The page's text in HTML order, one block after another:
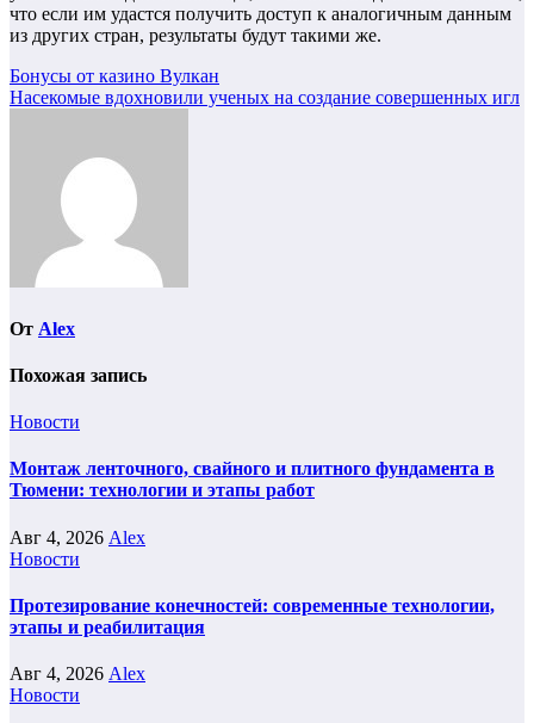
что если им удастся получить доступ к аналогичным данным
из других стран, результаты будут такими же.
Навигация
по
Бонусы от казино Вулкан
Насекомые вдохновили ученых на создание совершенных игл
От Alex
Похожая запись
Новости
Монтаж ленточного, свайного и плитного фундамента в
Тюмени: технологии и этапы работ
Авг 4, 2026 Alex
Новости
Протезирование конечностей: современные технологии,
этапы и реабилитация
Авг 4, 2026 Alex
Новости